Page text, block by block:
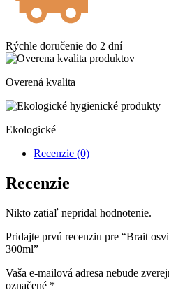
Rýchle doručenie do 2 dní
Overená kvalita
Ekologické
Recenzie (0)
Recenzie
Nikto zatiaľ nepridal hodnotenie.
Pridajte prvú recenziu pre “Brait
300ml”
Vaša e-mailová adresa nebude
označené *